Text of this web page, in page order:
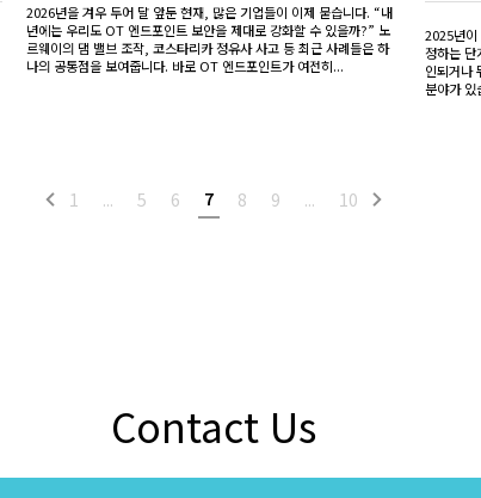
2026년을 겨우 두어 달 앞둔 현재, 많은 기업들이 이제 묻습니다. “내
년에는 우리도 OT 엔드포인트 보안을 제대로 강화할 수 있을까?” 노
르웨이의 댐 밸브 조작, 코스타리카 정유사 사고 등 최근 사례들은 하
나의 공통점을 보여줍니다. 바로 OT 엔드포인트가 여전히...
2025년이
정하는 단
인되거나
분야가 있
1 ... 5 6 7 8 9 ... 10
Contact Us